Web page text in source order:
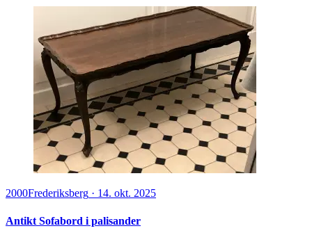
2000Frederiksberg · 14. okt. 2025
Antikt Sofabord i palisander